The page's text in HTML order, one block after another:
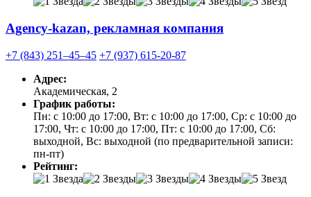
Agency-kazan, рекламная компания
+7 (843) 251‒45‒45 +7 (937) 615-20-87
Адрес:
Академическая, 2
График работы:
Пн: с 10:00 до 17:00, Вт: с 10:00 до 17:00, Ср: с 10:00 до
17:00, Чт: с 10:00 до 17:00, Пт: с 10:00 до 17:00, Сб:
выходной, Вс: выходной (по предварительной записи:
пн-пт)
Рейтинг: